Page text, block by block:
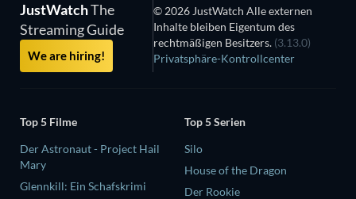
JustWatchThe
Streaming Guide
We are hiring!
© 2026 JustWatch Alle externen
Inhalte bleiben Eigentum des
rechtmäßigen Besitzers. (3.13.0)
Privatsphäre-Kontrollcenter
Top 5 Filme
Der Astronaut - Project Hail
Mary
Glennkill: Ein Schafskrimi
Top 5 Serien
Silo
House of the Dragon
Der Rookie